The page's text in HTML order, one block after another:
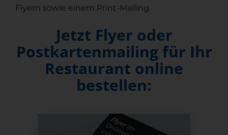
Flyern sowie einem Print-Mailing.
Jetzt Flyer oder
Postkartenmailing für Ihr
Restaurant online
bestellen: